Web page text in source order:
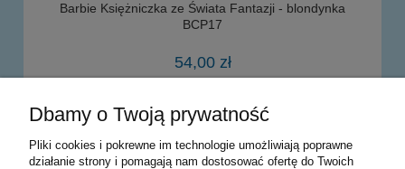
Barbie Księżniczka ze Świata Fantazji - blondynka
BCP17
54,00 zł
do koszyka
Dbamy o Twoją prywatność
Pliki cookies i pokrewne im technologie umożliwiają poprawne
działanie strony i pomagają nam dostosować ofertę do Twoich